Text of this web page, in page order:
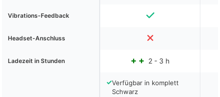
Vibrations-Feedback
Headset-Anschluss
Ladezeit in Stunden 2 - 3 h
✓Verfügbar in komplett
Schwarz